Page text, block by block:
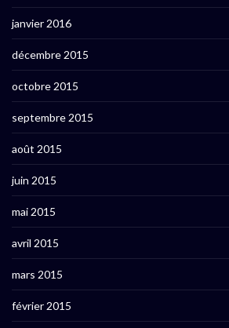
janvier 2016
décembre 2015
octobre 2015
septembre 2015
août 2015
juin 2015
mai 2015
avril 2015
mars 2015
février 2015